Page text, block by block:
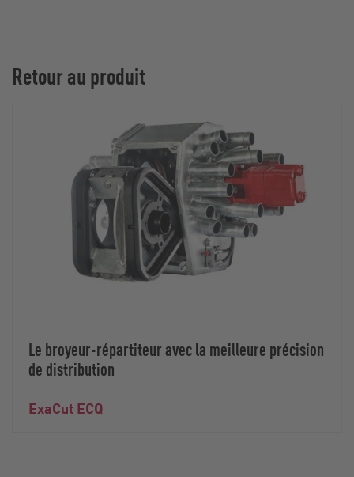
Retour au produit
Le broyeur-répartiteur avec la meilleure précision
de distribution
ExaCut ECQ